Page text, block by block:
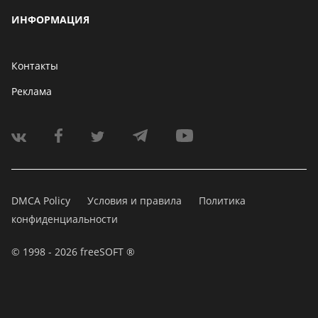
ИНФОРМАЦИЯ
Контакты
Реклама
DMCA Policy Условия и правила
Политика
конфиденциальности
© 1998 - 2026 freeSOFT ®